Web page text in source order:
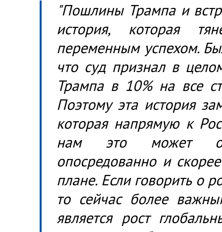
"Пошлины Трампа и
история, которая
переменным успехом.
что суд признал в
Трампа в 10% на все
Поэтому эта история
которая напрямую к
нам это может
опосредованно и
плане. Если говорить о
то сейчас более
является рост